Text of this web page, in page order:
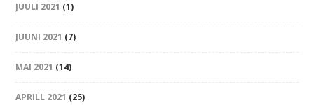
JUULI 2021 (1)
JUUNI 2021 (7)
MAI 2021 (14)
APRILL 2021 (25)